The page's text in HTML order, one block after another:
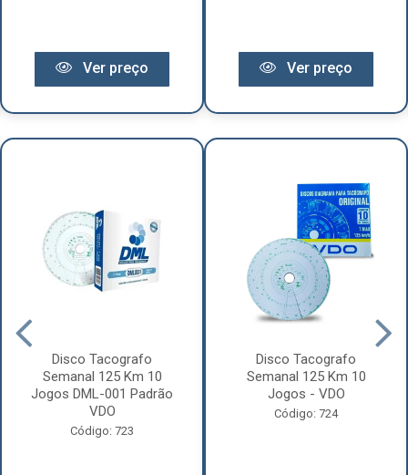
Ver preço Ver preço
Disco Tacografo
Semanal 125 Km 10
Jogos DML-001 Padrão
VDO
Código: 723
Disco Tacografo
Semanal 125 Km 10
Jogos - VDO
Código: 724